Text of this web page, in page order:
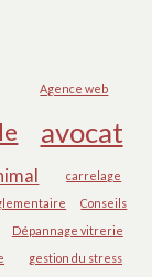
Agence web
avocat
carrelage
Conseils
Dépannage vitrerie
gestion du stress